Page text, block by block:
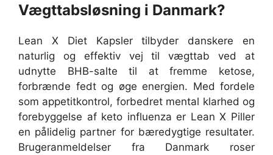
Vægttabsløsning i Danmark?
Lean X Diet Kapsler tilbyder danskere en
naturlig og effektiv vej til vægttab ved at
udnytte BHB-salte til at fremme ketose,
forbrænde fedt og øge energien. Med fordele
som appetitkontrol, forbedret mental klarhed og
forebyggelse af keto influenza er Lean X Piller
en pålidelig partner for bæredygtige resultater.
Brugeranmeldelser fra Danmark roser